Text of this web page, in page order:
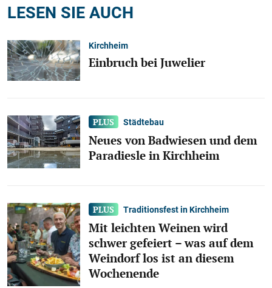
LESEN SIE AUCH
Kirchheim
Einbruch bei Juwelier
Städtebau
Neues von Badwiesen und dem
Paradiesle in Kirchheim
Traditionsfest in Kirchheim
Mit leichten Weinen wird
schwer gefeiert – was auf dem
Weindorf los ist an diesem
Wochenende